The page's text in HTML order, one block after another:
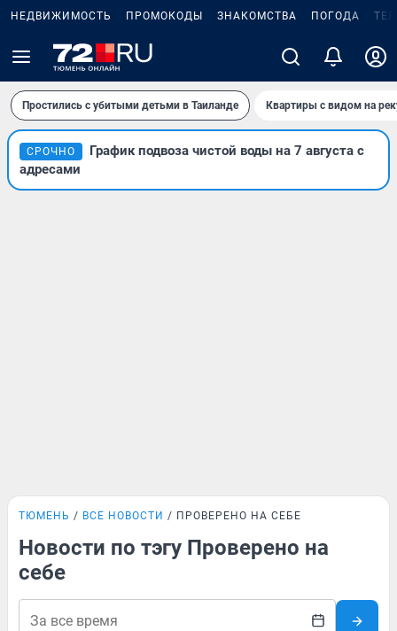
НЕДВИЖИМОСТЬ ПРОМОКОДЫ ЗНАКОМСТВА ПОГОДА
Простились с убитыми детьми в Таиланде Квартиры с видом на
СРОЧНО
График подвоза чистой воды на 7 августа с
адресами
ТЮМЕНЬ ВСЕ НОВОСТИ ПРОВЕРЕНО НА СЕБЕ
Новости по тэгу Проверено на
себе